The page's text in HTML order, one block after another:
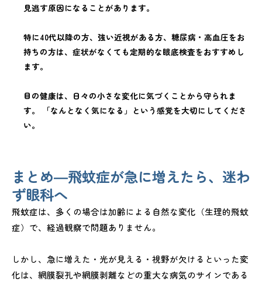
見逃す原因になることがあります。
特に40代以降の方、強い近視がある方、糖尿病・高血圧をお
持ちの方は、症状がなくても定期的な眼底検査をおすすめし
ます。
目の健康は、日々の小さな変化に気づくことから守られま
す。 「なんとなく気になる」という感覚を大切にしてくださ
い。
まとめ―飛蚊症が急に増えたら、迷わ
ず眼科へ
飛蚊症は、多くの場合は加齢による自然な変化（生理的飛蚊
症）で、経過観察で問題ありません。
しかし、急に増えた・光が見える・視野が欠けるといった変
化は、網膜裂孔や網膜剥離などの重大な病気のサインである